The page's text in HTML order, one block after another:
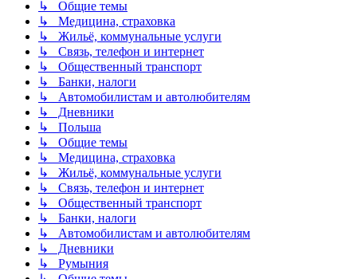
↳ Общие темы
↳ Медицина, страховка
↳ Жильё, коммунальные услуги
↳ Связь, телефон и интернет
↳ Общественный транспорт
↳ Банки, налоги
↳ Автомобилистам и автолюбителям
↳ Дневники
↳ Польша
↳ Общие темы
↳ Медицина, страховка
↳ Жильё, коммунальные услуги
↳ Связь, телефон и интернет
↳ Общественный транспорт
↳ Банки, налоги
↳ Автомобилистам и автолюбителям
↳ Дневники
↳ Румыния